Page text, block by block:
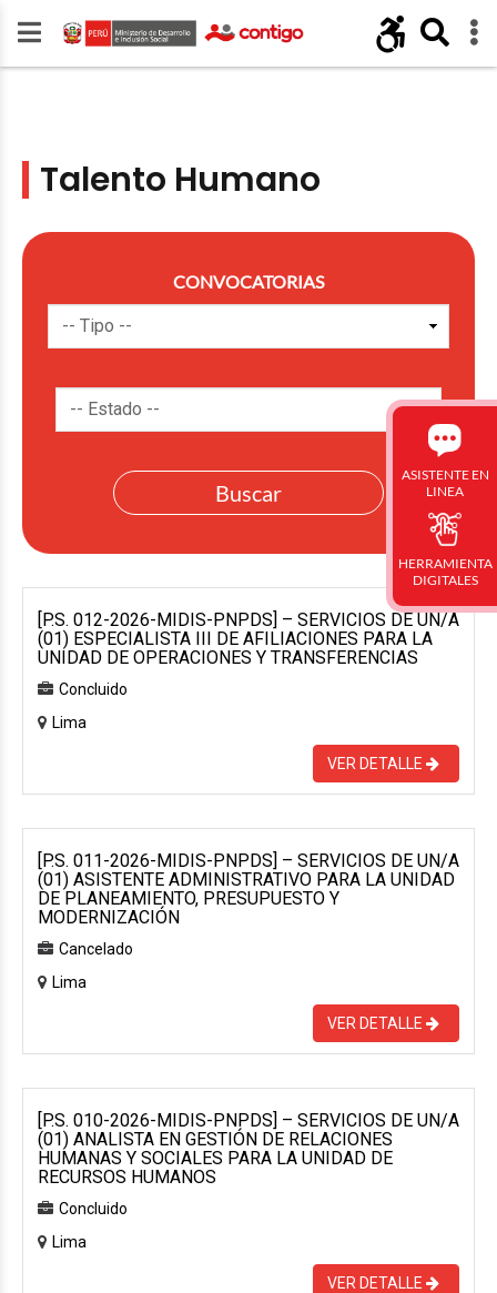
Talento Humano
CONVOCATORIAS
[P.S. 012-2026-MIDIS-PNPDS] – SERVICIOS DE UN/A
(01) ESPECIALISTA III DE AFILIACIONES PARA LA
UNIDAD DE OPERACIONES Y TRANSFERENCIAS
Concluido
Lima
VER DETALLE
[P.S. 011-2026-MIDIS-PNPDS] – SERVICIOS DE UN/A
(01) ASISTENTE ADMINISTRATIVO PARA LA UNIDAD
DE PLANEAMIENTO, PRESUPUESTO Y
MODERNIZACIÓN
Cancelado
Lima
VER DETALLE
[P.S. 010-2026-MIDIS-PNPDS] – SERVICIOS DE UN/A
(01) ANALISTA EN GESTIÓN DE RELACIONES
HUMANAS Y SOCIALES PARA LA UNIDAD DE
RECURSOS HUMANOS
Concluido
Lima
VER DETALLE
ASISTENTE EN
LINEA
HERRAMIENTA
DIGITALES